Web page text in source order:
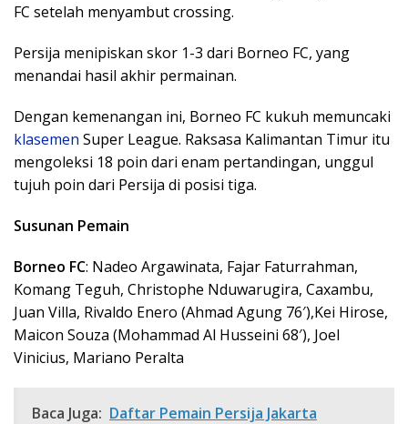
FC setelah menyambut crossing.
Persija menipiskan skor 1-3 dari Borneo FC, yang
menandai hasil akhir permainan.
Dengan kemenangan ini, Borneo FC kukuh memuncaki
klasemen Super League. Raksasa Kalimantan Timur itu
mengoleksi 18 poin dari enam pertandingan, unggul
tujuh poin dari Persija di posisi tiga.
Susunan Pemain
Borneo FC: Nadeo Argawinata, Fajar Faturrahman,
Komang Teguh, Christophe Nduwarugira, Caxambu,
Juan Villa, Rivaldo Enero (Ahmad Agung 76′),Kei Hirose,
Maicon Souza (Mohammad Al Husseini 68′), Joel
Vinicius, Mariano Peralta
Baca Juga: Daftar Pemain Persija Jakarta